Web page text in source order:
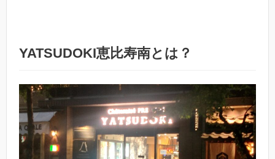
YATSUDOKI恵比寿南とは？